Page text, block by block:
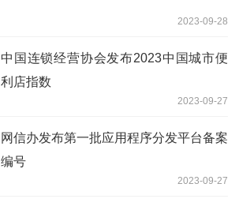
2023-09-28
中国连锁经营协会发布2023中国城市便
利店指数
2023-09-27
网信办发布第一批应用程序分发平台备案
编号
2023-09-27